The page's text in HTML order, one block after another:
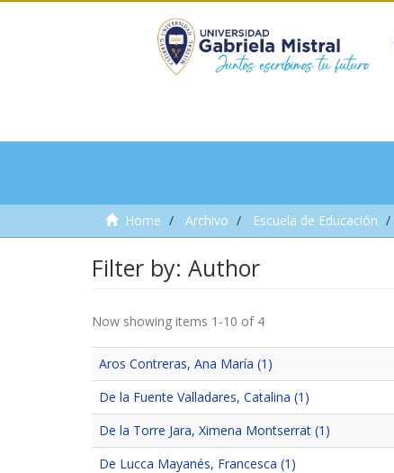
Home Archivo Escuela de Educación
Filter by: Author
Now showing items 1-10 of 4
Aros Contreras, Ana María (1)
De la Fuente Valladares, Catalina (1)
De la Torre Jara, Ximena Montserrat (1)
De Lucca Mayanés, Francesca (1)